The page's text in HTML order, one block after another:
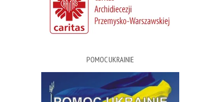
POMOC UKRAINIE